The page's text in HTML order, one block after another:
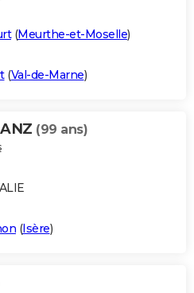
(Meurthe-et-Moselle)
(Val-de-Marne)
(99 ans)
(Isère)